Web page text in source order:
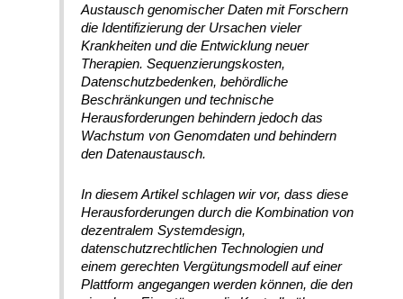
Austausch genomischer Daten mit Forschern
die Identifizierung der Ursachen vieler
Krankheiten und die Entwicklung neuer
Therapien. Sequenzierungskosten,
Datenschutzbedenken, behördliche
Beschränkungen und technische
Herausforderungen behindern jedoch das
Wachstum von Genomdaten und behindern
den Datenaustausch.
In diesem Artikel schlagen wir vor, dass diese
Herausforderungen durch die Kombination von
dezentralem Systemdesign,
datenschutzrechtlichen Technologien und
einem gerechten Vergütungsmodell auf einer
Plattform angegangen werden können, die den